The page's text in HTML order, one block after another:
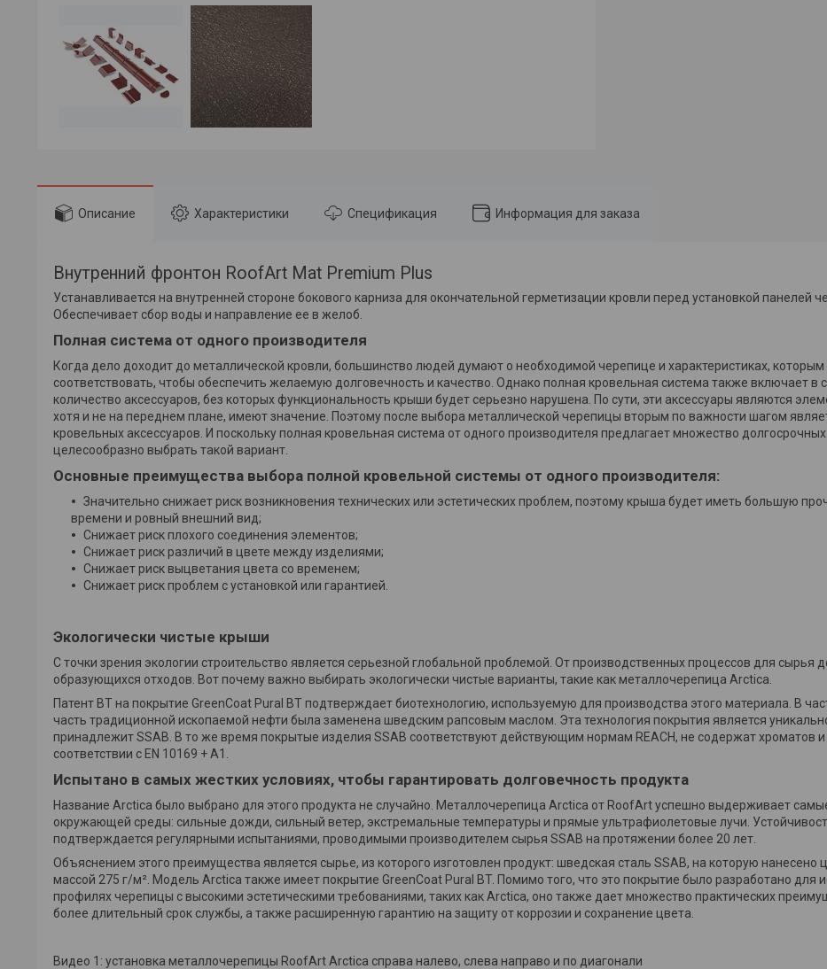
Описание Характеристики Спецификация Информация для заказа
Внутренний фронтон RoofArt Mat Premium Plus
Устанавливается на внутренней стороне бокового карниза для окончательной герметизации кровли перед установкой панелей
Обеспечивает сбор воды и направление ее в желоб.
Полная система от одного производителя
Когда дело доходит до металлической кровли, большинство людей думают о необходимой черепице и характеристиках,
соответствовать, чтобы обеспечить желаемую долговечность и качество. Однако полная кровельная система также включает в
количество аксессуаров, без которых функциональность крыши будет серьезно нарушена. По сути, эти аксессуары являются
хотя и не на переднем плане, имеют значение. Поэтому после выбора металлической черепицы вторым по важности шагом
кровельных аксессуаров. И поскольку полная кровельная система от одного производителя предлагает множество
целесообразно выбрать такой вариант.
Основные преимущества выбора полной кровельной системы от одного производителя:
Значительно снижает риск возникновения технических или эстетических проблем, поэтому крыша будет иметь большую
времени и ровный внешний вид;
Снижает риск плохого соединения элементов;
Снижает риск различий в цвете между изделиями;
Снижает риск выцветания цвета со временем;
Снижает риск проблем с установкой или гарантией.
Экологически чистые крыши
С точки зрения экологии строительство является серьезной глобальной проблемой. От производственных процессов для сырья
образующихся отходов. Вот почему важно выбирать экологически чистые варианты, такие как металлочерепица Arctica.
Патент BT на покрытие GreenCoat Pural BT подтверждает биотехнологию, используемую для производства этого материала. В
часть традиционной ископаемой нефти была заменена шведским рапсовым маслом. Эта технология покрытия является
принадлежит SSAB. В то же время покрытые изделия SSAB соответствуют действующим нормам REACH, не содержат хроматов и
соответствии с EN 10169 + A1.
Испытано в самых жестких условиях, чтобы гарантировать долговечность продукта
Название Arctica было выбрано для этого продукта не случайно. Металлочерепица Arctica от RoofArt успешно выдерживает
окружающей среды: сильные дожди, сильный ветер, экстремальные температуры и прямые ультрафиолетовые лучи.
подтверждается регулярными испытаниями, проводимыми производителем сырья SSAB на протяжении более 20 лет.
Объяснением этого преимущества является сырье, из которого изготовлен продукт: шведская сталь SSAB, на которую нанесено
массой 275 г/м². Модель Arctica также имеет покрытие GreenCoat Pural BT. Помимо того, что это покрытие было разработано для
профилях черепицы с высокими эстетическими требованиями, таких как Arctica, оно также дает множество практических
более длительный срок службы, а также расширенную гарантию на защиту от коррозии и сохранение цвета.
Видео 1: установка металлочерепицы RoofArt Arctica справа налево, слева направо и по диагонали